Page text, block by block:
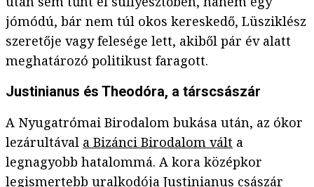
jómódú, bár nem túl okos kereskedő, Lüsziklész
szeretője vagy felesége lett, akiből pár év alatt
meghatározó politikust faragott.
Justinianus és Theodóra, a társcsászár
A Nyugatrómai Birodalom bukása után, az ókor
lezárultával a Bizánci Birodalom vált a
legnagyobb hatalommá. A kora középkor
legismertebb uralkodója Justinianus császár